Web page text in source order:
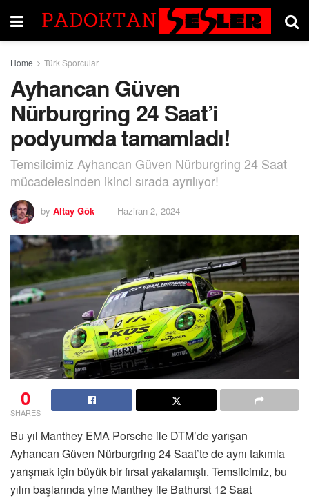
Home Türk Sporcular
Ayhancan Güven
Nürburgring 24 Saat’i
podyumda tamamladı!
Temsilcimiz Ayhancan Güven Nürburgring 24 Saat
mücadelesinden ikinci sırada ayrılıyor!
by Altay Gök Haziran 2, 2024
0
SHARES
Bu yıl Manthey EMA Porsche ile DTM’de yarışan
Ayhancan Güven Nürburgring 24 Saat’te de aynı takımla
yarışmak için büyük bir fırsat yakalamıştı. Temsilcimiz, bu
yılın başlarında yine Manthey ile Bathurst 12 Saat